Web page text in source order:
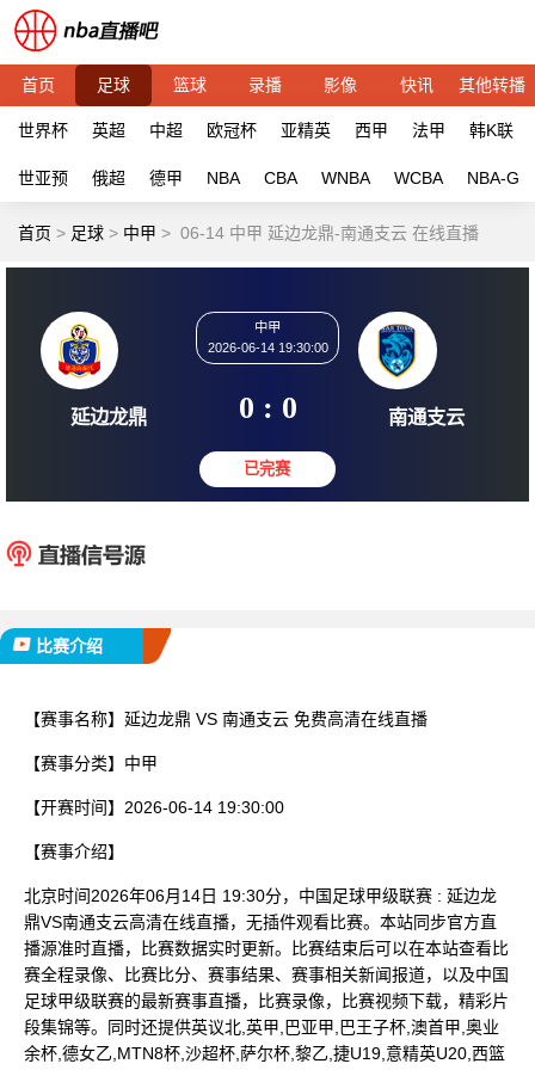
首页 足球 篮球 录播 影像 快讯 其他转播
世界杯 英超 中超 欧冠杯 亚精英 西甲 法甲 韩K联
世亚预 俄超 德甲 NBA CBA WNBA WCBA NBA-G
首页 > 足球 > 中甲 > 06-14 中甲 延边龙鼎-南通支云 在线直播
延边龙鼎
2026-06-14 19:30:00
0 : 0 南通
比赛介绍
【赛事名称】 延边龙鼎 VS 南通支云 免费高清在线直播
【赛事分类】 中甲
【开赛时间】 2026-06-14 19:30:00
【赛事介绍】
北京时间2026年06月14日 19:30分，中国足球甲级联赛 : 延边龙
鼎VS南通支云高清在线直播，无插件观看比赛。本站同步官方直
播源准时直播，比赛数据实时更新。比赛结束后可以在本站查看比
赛全程录像、比赛比分、赛事结果、赛事相关新闻报道，以及中国
足球甲级联赛的最新赛事直播，比赛录像，比赛视频下载，精彩片
段集锦等。同时还提供英议北,英甲,巴亚甲,巴王子杯,澳首甲,奥业
余杯,德女乙,MTN8杯,沙超杯,萨尔杯,黎乙,捷U19,意精英U20,西篮